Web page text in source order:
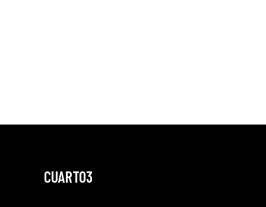
CUARTO3